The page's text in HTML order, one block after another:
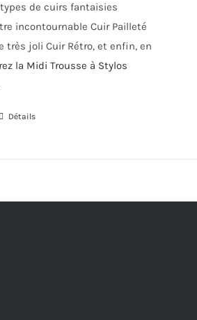
produit
de cuirs fantaisies
incontournable Cuir Pailleté
très joli Cuir Rétro, et enfin, en
la Midi Trousse à Stylos
CeDétails